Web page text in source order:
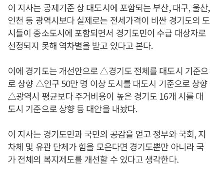
이 지사는 공제기준 상 대도시에 포함되는 부산, 대구, 울산,
인천 등 광역시보다 실제로는 전세가격이 비싼 경기도의 도
시들이 중소도시에 포함되면서 경기도민이 수급 대상자로
선정되지 못해 역차별을 받고 있다고 본다.
이에 경기도는 개선안으로 △경기도 전체를 대도시 기준으
로 상향 △인구 50만 명 이상 도시를 대도시 기준으로 상향
△광역시 평균보다 주거비용이 높은 경기도 16개 시를 대
도시 기준으로 상향 등 대안을 내놨다.
이 지사는 경기도민과 국민의 공감을 얻고 정부와 국회, 지
차체 및 유관 단체가 힘을 모은다면 경기도뿐만 아니라 국
가 전체의 복지제도를 개선할 수 있다고 생각한다.